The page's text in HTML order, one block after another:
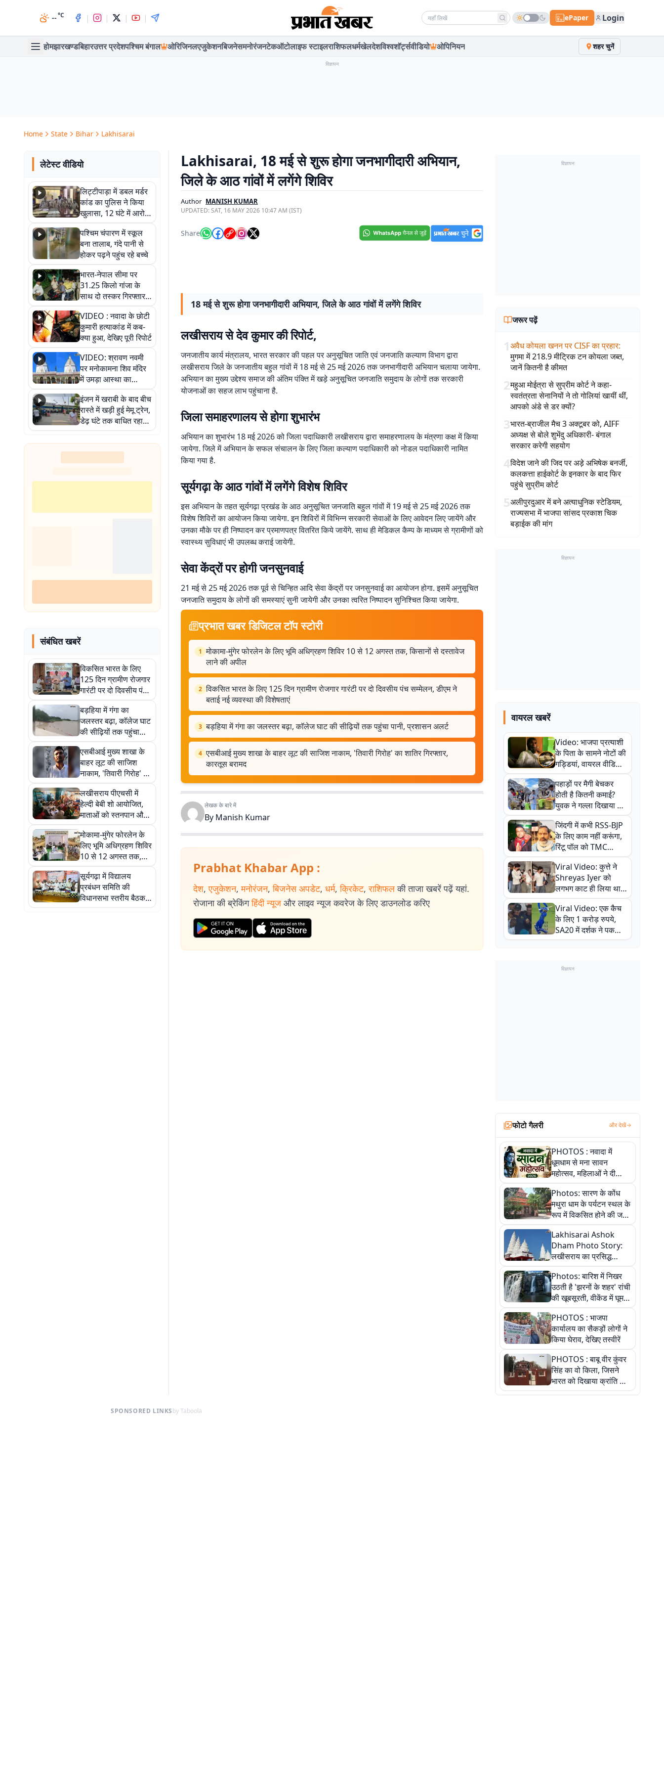
--°C | | | | Search news ePaper Login
होमझारखण्डबिहारउत्तर प्रदेशपश्चिम बंगाल ओरिजिनलएजुकेशनबिजनेसमनोरंजनटेकऑटोलाइफ स्टाइलराशिफलधर्मखेलदेशविश्वशॉर्ट्सवीडियो ओपिनियन शहर चुनें
विज्ञापन
Home State Bihar Lakhisarai
लेटेस्ट वीडियो
लिट्टीपाड़ा में डबल मर्डर
कांड का पुलिस ने किया
खुलासा, 12 घंटे में आरोपी
गिरफ्तार
पश्चिम चंपारण में स्कूल
बना तालाब, गंदे पानी से
होकर पढ़ने पहुंच रहे बच्चे
भारत-नेपाल सीमा पर
31.25 किलो गांजा के
साथ दो तस्कर गिरफ्तार,
नेपाली नंबर की बाइक
जब्त
VIDEO : नवादा के छोटी
कुमारी हत्याकांड में कब-
क्या हुआ, देखिए पूरी रिपोर्ट
VIDEO: श्रावण नवमी
पर मनोकामना शिव मंदिर
में उमड़ा आस्था का
सैलाब, हर-हर महादेव के
जयघोष से गूंजा परिसर
इंजन में खराबी के बाद बीच
रास्ते में खड़ी हुई मेमू ट्रेन,
डेढ़ घंटे तक बाधित रहा
आवागमन
संबंधित खबरें
विकसित भारत के लिए
125 दिन ग्रामीण रोजगार
गारंटी पर दो दिवसीय पंच
सम्मेलन, डीएम ने बताई
नई व्यवस्था की विशेषताएं
बड़हिया में गंगा का
जलस्तर बढ़ा, कॉलेज घाट
की सीढ़ियों तक पहुंचा
पानी, प्रशासन अलर्ट
एसबीआई मुख्य शाखा के
बाहर लूट की साजिश
नाकाम, 'तिवारी गिरोह' का
शातिर गिरफ्तार, कारतूस
बरामद
लखीसराय पीएचसी में
हेल्दी बेबी शो आयोजित,
माताओं को स्तनपान और
शिशु पोषण की दी गई
जानकारी
मोकामा-मुंगेर फोरलेन के
लिए भूमि अधिग्रहण शिविर
10 से 12 अगस्त तक,
किसानों से दस्तावेज लाने
की अपील
सूर्यगढ़ा में विद्यालय
प्रबंधन समिति की
विधानसभा स्तरीय बैठक,
गुणवत्तापूर्ण शिक्षा और
Lakhisarai, 18 मई से शुरू होगा जनभागीदारी अभियान,
जिले के आठ गांवों में लगेंगे शिविर
Author MANISH KUMAR
UPDATED:SAT, 16 MAY 2026 10:47 AM (IST)
Share
18 मई से शुरू होगा जनभागीदारी अभियान, जिले के आठ गांवों में लगेंगे शिविर
लखीसराय से देव कुमार की रिपोर्ट,
जनजातीय कार्य मंत्रालय, भारत सरकार की पहल पर अनुसूचित जाति एवं जनजाति कल्याण विभाग द्वारा
लखीसराय जिले के जनजातीय बहुल गांवों में 18 मई से 25 मई 2026 तक जनभागीदारी अभियान चलाया जायेगा.
अभियान का मुख्य उद्देश्य समाज की अंतिम पंक्ति में खड़े अनुसूचित जनजाति समुदाय के लोगों तक सरकारी
योजनाओं का सहज लाभ पहुंचाना है.
जिला समाहरणालय से होगा शुभारंभ
अभियान का शुभारंभ 18 मई 2026 को जिला पदाधिकारी लखीसराय द्वारा समाहरणालय के मंत्रणा कक्ष में किया
जायेगा. जिले में अभियान के सफल संचालन के लिए जिला कल्याण पदाधिकारी को नोडल पदाधिकारी नामित
किया गया है.
सूर्यगढ़ा के आठ गांवों में लगेंगे विशेष शिविर
इस अभियान के तहत सूर्यगढ़ा प्रखंड के आठ अनुसूचित जनजाति बहुल गांवों में 19 मई से 25 मई 2026 तक
विशेष शिविरों का आयोजन किया जायेगा. इन शिविरों में विभिन्न सरकारी सेवाओं के लिए आवेदन लिए जायेंगे और
उनका मौके पर ही निष्पादन कर प्रमाणपत्र वितरित किये जायेंगे. साथ ही मेडिकल कैम्प के माध्यम से ग्रामीणों को
स्वास्थ्य सुविधाएं भी उपलब्ध कराई जायेगी.
सेवा केंद्रों पर होगी जनसुनवाई
21 मई से 25 मई 2026 तक पूर्व से चिन्हित आदि सेवा केंद्रों पर जनसुनवाई का आयोजन होगा. इसमें अनुसूचित
जनजाति समुदाय के लोगों की समस्याएं सुनी जायेगी और उनका त्वरित निष्पादन सुनिश्चित किया जायेगा.
प्रभात खबर डिजिटल टॉप स्टोरी
1 मोकामा-मुंगेर फोरलेन के लिए भूमि अधिग्रहण शिविर 10 से 12 अगस्त तक, किसानों से दस्तावेज
लाने की अपील
2 विकसित भारत के लिए 125 दिन ग्रामीण रोजगार गारंटी पर दो दिवसीय पंच सम्मेलन, डीएम ने
बताई नई व्यवस्था की विशेषताएं
3 बड़हिया में गंगा का जलस्तर बढ़ा, कॉलेज घाट की सीढ़ियों तक पहुंचा पानी, प्रशासन अलर्ट
4 एसबीआई मुख्य शाखा के बाहर लूट की साजिश नाकाम, 'तिवारी गिरोह' का शातिर गिरफ्तार,
कारतूस बरामद
लेखक के बारे में
By Manish Kumar
Prabhat Khabar App :
देश, एजुकेशन, मनोरंजन, बिजनेस अपडेट, धर्म, क्रिकेट, राशिफल की ताजा खबरें पढ़ें यहां.
रोजाना की ब्रेकिंग हिंदी न्यूज और लाइव न्यूज कवरेज के लिए डाउनलोड करिए
विज्ञापन
जरूर पढ़ें
1अवैध कोयला खनन पर CISF का प्रहार:
मुगमा में 218.9 मीट्रिक टन कोयला जब्त,
जानें कितनी है कीमत
2महुआ मोईत्रा से सुप्रीम कोर्ट ने कहा-
स्वतंत्रता सेनानियों ने तो गोलियां खायीं थीं,
आपको अंडे से डर क्यों?
3भारत-ब्राजील मैच 3 अक्टूबर को, AIFF
अध्यक्ष से बोले शुभेंदु अधिकारी- बंगाल
सरकार करेगी सहयोग
4विदेश जाने की जिद पर अड़े अभिषेक बनर्जी,
कलकत्ता हाईकोर्ट के इनकार के बाद फिर
पहुंचे सुप्रीम कोर्ट
5अलीपुरदुआर में बने अत्याधुनिक स्टेडियम,
राज्यसभा में भाजपा सांसद प्रकाश चिक
बड़ाईक की मांग
विज्ञापन
वायरल खबरें
Video: भाजपा प्रत्याशी
के पिता के सामने नोटों की
गड्डियां, वायरल वीडियो
से राजनीति में उबाल,
अजित महतो बोले- TMC
की गंदी चाल
पहाड़ों पर मैगी बेचकर
होती है कितनी कमाई?
युवक ने गल्ला दिखाया तो
नौकरी वालों के खड़े हो गए
कान
जिंदगी में कभी RSS-BJP
के लिए काम नहीं करूंगा,
रिंटू पॉल को TMC
ऑफिस में ले जाकर पीटा,
Video वायरल
Viral Video: कुत्ते ने
Shreyas Iyer को
लगभग काट ही लिया था,
न्यूजीलैंड सीरीज से पहले
बाल-बाल बचे
Viral Video: एक कैच
के लिए 1 करोड़ रुपये,
SA20 में दर्शक ने पकड़ा
एक हाथ से गजब का कैच
विज्ञापन
फोटो गैलरी और देखें
PHOTOS : नवादा में
धूमधाम से मना सावन
महोत्सव, महिलाओं ने दी
सांस्कृतिक प्रस्तुतियां
Photos: सारण के कोंध
मथुरा धाम के पर्यटन स्थल के
रूप में विकसित होने की जगी
आस, 9 तस्वीरों में देखें पूरी
कहानी
Lakhisarai Ashok
Dham Photo Story:
लखीसराय का प्रसिद्ध
अशोक धाम—आस्था,
श्रृंगार, अनुष्ठान और
अलौकिक संध्या आरती के
विहंगम दृश्य
Photos: बारिश में निखर
उठती है 'झरनों के शहर' रांची
की खूबसूरती, वीकेंड में घूम
आएं ये 5 वादियां
PHOTOS : भाजपा
कार्यालय का सैकड़ों लोगों ने
किया घेराव, देखिए तस्वीरें
PHOTOS : बाबू वीर कुंवर
सिंह का वो किला, जिसने
भारत को दिखाया क्रांति का
रास्ता: तस्वीरों में देखिए
SPONSORED LINKSby Taboola